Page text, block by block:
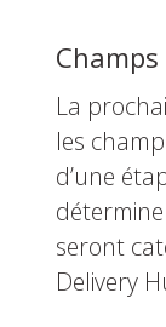
La
les
d’une
seront
Delivery